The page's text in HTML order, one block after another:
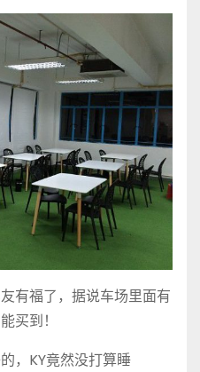
有福了，据说车场里面有
买到！
，KY竟然没打算睡